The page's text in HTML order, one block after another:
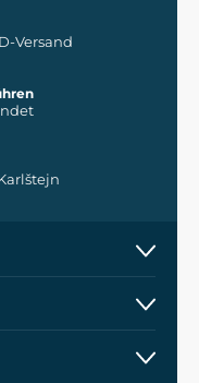
Versand